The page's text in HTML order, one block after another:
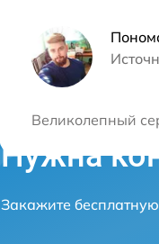
Великолепный
Нужна
Закажите